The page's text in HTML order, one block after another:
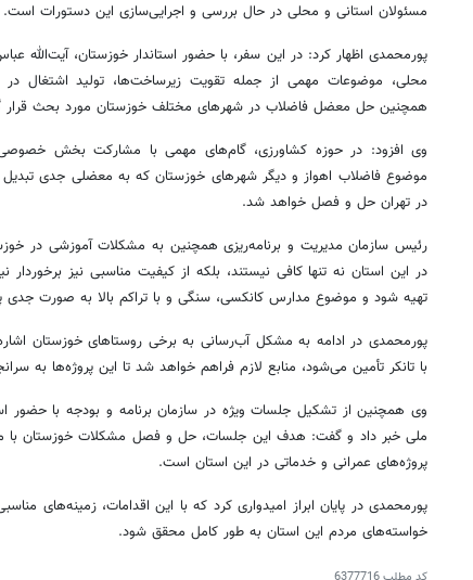
مسئولان استانی و محلی در حال بررسی و اجرایی‌سازی این دستورات است.
پورمحمدی اظهار کرد: در این سفر، با حضور استاندار خوزستان، آیت‌الله
محلی، موضوعات مهمی از جمله تقویت زیرساخت‌ها، تولید
همچنین حل معضل فاضلاب در شهرهای مختلف خوزستان مورد بحث قرار
وی افزود: در حوزه کشاورزی، گام‌های مهمی با مشارکت بخش
موضوع فاضلاب اهواز و دیگر شهرهای خوزستان که به معضلی جدی
در تهران حل و فصل خواهد شد.
رئیس سازمان مدیریت و برنامه‌ریزی همچنین به مشکلات آموزشی در
در این استان نه تنها کافی نیستند، بلکه از کیفیت مناسبی نیز
تهیه شود و موضوع مدارس کانکسی، سنگی و با تراکم بالا به صورت جدی
پورمحمدی در ادامه به مشکل آب‌رسانی به برخی روستاهای خوزستان
با تانکر تأمین می‌شود، منابع لازم فراهم خواهد شد تا این پروژه‌ها به
وی همچنین از تشکیل جلسات ویژه در سازمان برنامه و بودجه با حضور
ملی خبر داد و گفت: هدف این جلسات، حل و فصل مشکلات خوزستان با
پروژه‌های عمرانی و خدماتی در این استان است.
پورمحمدی در پایان ابراز امیدواری کرد که با این اقدامات، زمینه‌های
خواسته‌های مردم این استان به طور کامل محقق شود.